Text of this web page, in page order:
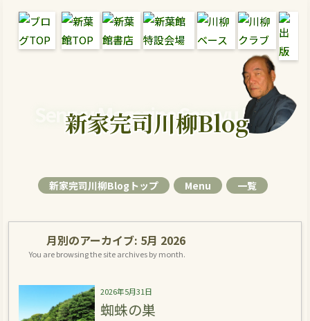
Senryu Magazine Senryu Blog
新家完司川柳Blog
新家完司川柳Blogトップ Menu 一覧
月別のアーカイブ: 5月 2026
You are browsing the site archives by month.
2026年5月31日
蜘蛛の巣